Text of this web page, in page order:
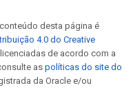
desta página é
4.0 do Creative
de acordo com a
aspolíticas do site do
da Oracle e/ou